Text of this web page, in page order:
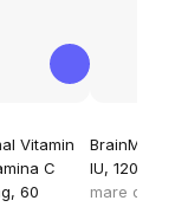
Vitamin
C
60
BrainMax
IU, 120
mare de